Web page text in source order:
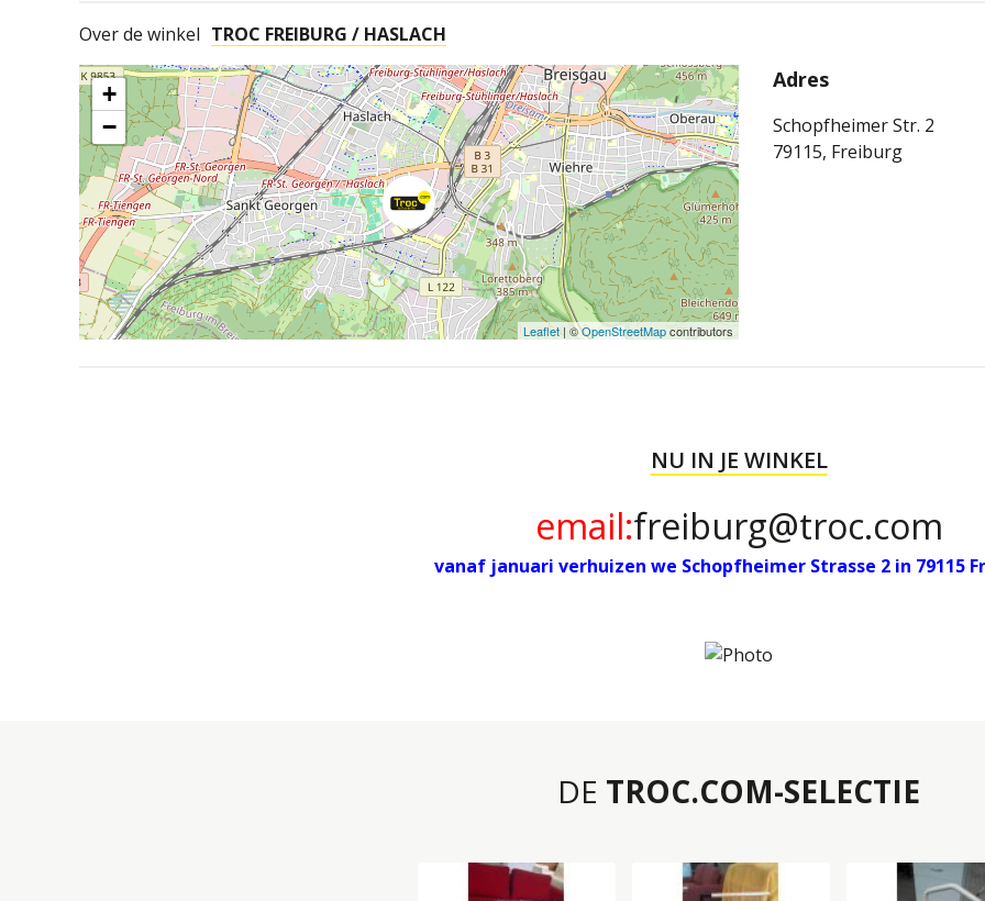
Over de winkel TROC FREIBURG / HASLACH
+
−
Leaflet| ©OpenStreetMapcontributors
Adres
Schopfheimer Str. 2
79115, Freiburg
NU IN JE WINKEL
email:freiburg@troc.com
vanaf januari verhuizen we Schopfheimer Strasse 2 in 79115
DE TROC.COM-SELECTIE